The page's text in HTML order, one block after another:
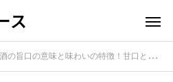
ス
旨口の意味と味わいの特徴！甘口とは違う米本来の豊かなコク